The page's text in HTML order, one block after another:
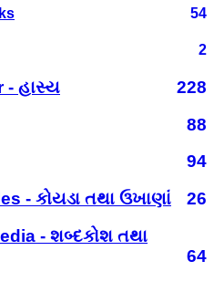
54
2
- હાસ્ય
228
88
94
- કોયડા તથા ઉખાણાં
26
- શબ્દકોશ તથા
64